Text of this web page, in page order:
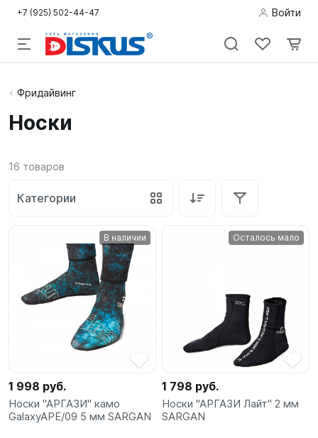
+7 (925) 502-44-47 Войти
Подводная
Снорклинг /
Пляж
Фридайвинг
Детям
Бассейн
сёрфинг
Подарочные
Карты
Фридайвинг
Носки
16 товаров
Категории
В наличии
1 998 руб.
Носки "АРГАЗИ" камо
GalaxyAPE/09 5 мм SARGAN
Осталось мало
1 798 руб.
Носки "АРГАЗИ Лайт" 2 мм
SARGAN